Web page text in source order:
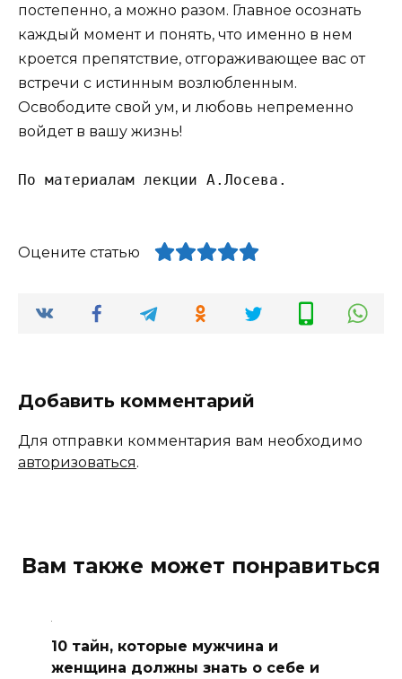
постепенно, а можно разом. Главное осознать
каждый момент и понять, что именно в нем
кроется препятствие, отгораживающее вас от
встречи с истинным возлюбленным.
Освободите свой ум, и любовь непременно
войдет в вашу жизнь!
По материалам лекции А.Лосева.
Оцените статью
Добавить комментарий
Для отправки комментария вам необходимо
авторизоваться.
Вам также может понравиться
10 тайн, которые мужчина и
женщина должны знать о себе и